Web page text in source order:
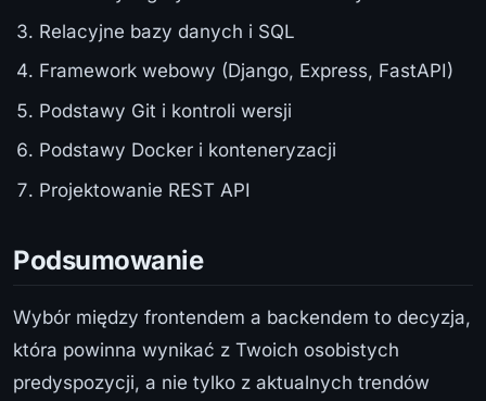
Relacyjne bazy danych i SQL
Framework webowy (Django, Express, FastAPI)
Podstawy Git i kontroli wersji
Podstawy Docker i konteneryzacji
Projektowanie REST API
Podsumowanie
Wybór między frontendem a backendem to decyzja,
która powinna wynikać z Twoich osobistych
predyspozycji, a nie tylko z aktualnych trendów